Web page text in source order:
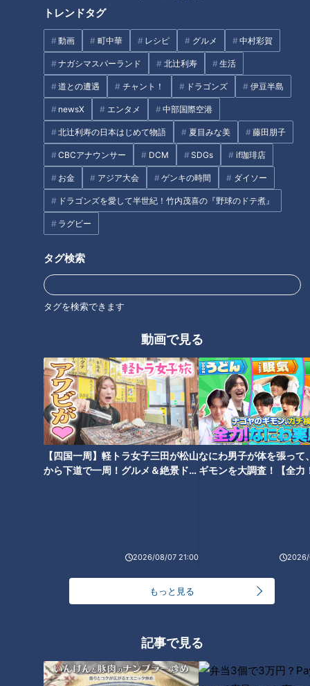
トレンドタグ
動画 町中華 レシピ グルメ 中村彩賀
ナガシマスパーランド 北辻利寿 生活
道との遭遇 チャント！ ドラゴンズ 伊豆半島
newsX エンタメ 中部国際空港
北辻利寿の日本はじめて物語 夏目みな美 藤田朋子
CBCアナウンサー DCM SDGs if珈琲店
お金 アジア大会 ゲンキの時間 ダイソー
ドラゴンズを愛して半世紀！竹内茂喜の『野球のドテ煮』
ラグビー
タグ検索
タグを検索できます
動画で見る
【四国一周】軽トラ女子三田が松山
から下道で一周！グルメ＆絶景ドラ
2026/08/07 21:00
なにわ男子が体を張って
ギモンを大調査！【全力
2026/
もっと見る
記事で見る
イチオシのメニューは、ハワイのソウルフード『ガーリックシ
ュリンプボウル』(950円)。
アメリカ仕込みの特製ソースとニンニクをたっぷり効かせたブ
ラックタイガーが、炊きたてご飯にのっています。
仕上げにパルメザンチーズとナチュラルチーズ、さらにレモン
ペッパーがかかった、食欲をそそる逸品です。
お取り寄せでいただいた誠子さん。レモンでさっぱりしてお
り、「爽やかアメリカン」と絶賛!
渚さんがいただいたのは、特製トマトソースと唐辛子を絡めた